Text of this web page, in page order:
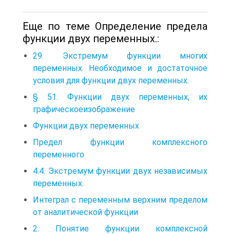
Еще по теме Определение предела
функции двух переменных.:
29. Экстремум функции многих
переменных. Необходимое и достаточное
условия для функции двух переменных.
§ 51. Функции двух переменных, их
графическоеизображение
Функции двух переменных
Предел функции комплексного
переменного
4.4. Экстремум функции двух независимых
переменных.
Интеграл с переменным верхним пределом
от аналитической функции
2. Понятие функции комплексной